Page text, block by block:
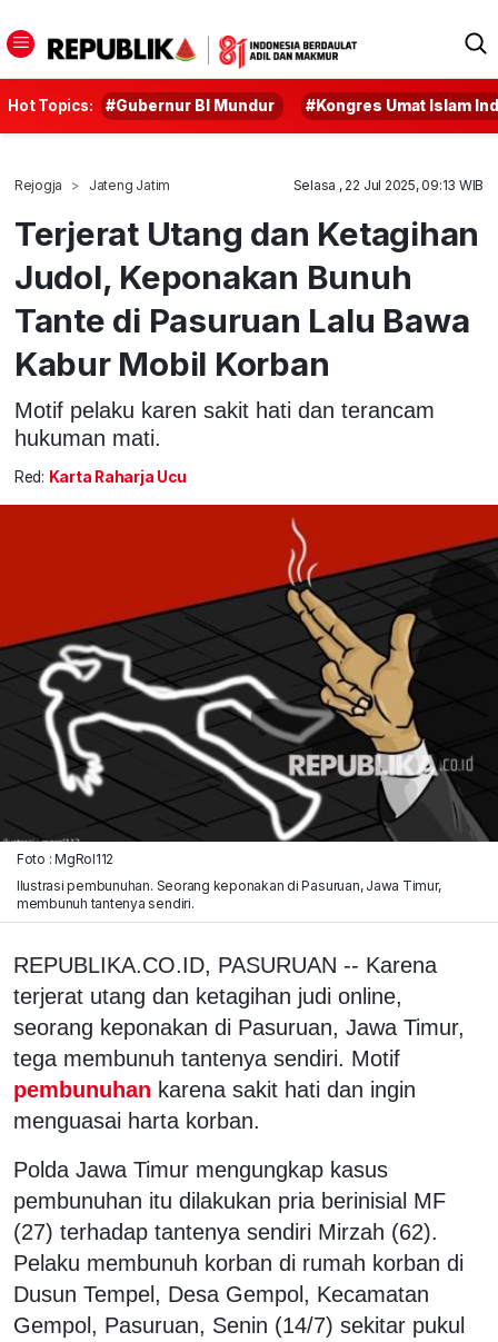
Hot Topics: #Gubernur BI Mundur #Kongres Umat Islam
Rejogja Jateng Jatim Selasa , 22 Jul 2025, 09:13 WIB
Terjerat Utang dan Ketagihan
Judol, Keponakan Bunuh
Tante di Pasuruan Lalu Bawa
Kabur Mobil Korban
Motif pelaku karen sakit hati dan terancam
hukuman mati.
Red: Karta Raharja Ucu
Foto : MgRol112
Ilustrasi pembunuhan. Seorang keponakan di Pasuruan, Jawa Timur,
membunuh tantenya sendiri.
REPUBLIKA.CO.ID, PASURUAN -- Karena
terjerat utang dan ketagihan judi online,
seorang keponakan di Pasuruan, Jawa Timur,
tega membunuh tantenya sendiri. Motif
pembunuhan karena sakit hati dan ingin
menguasai harta korban.
Polda Jawa Timur mengungkap kasus
pembunuhan itu dilakukan pria berinisial MF
(27) terhadap tantenya sendiri Mirzah (62).
Pelaku membunuh korban di rumah korban di
Dusun Tempel, Desa Gempol, Kecamatan
Gempol, Pasuruan, Senin (14/7) sekitar pukul